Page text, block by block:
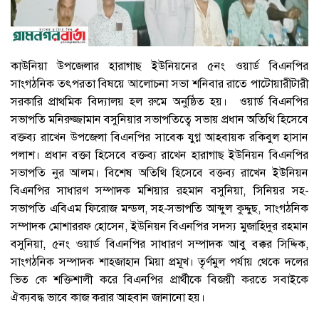
কাউনিয়া উপজেলার হারাগাছ ইউনিয়নের ৫নং ওয়ার্ড বিএনপির
সাংগঠনিক তৎপরতা বিষয়ে আলোচনা সভা শনিবার রাতে পাটোয়ারীটারী
সরকারি প্রাথমিক বিদ্যালয় হল রুমে অনুষ্ঠিত হয়। ওয়ার্ড বিএনপির
সভাপতি মনিরুজ্জামান বসুনিয়ার সভাপতিত্বে সভায় প্রধান অতিথি হিসেবে
বক্তব্য রাখেন উপজেলা বিএনপির সাবেক যুগ্ন আহবায়ক রকিবুল হাসান
পলাশ। প্রধান বক্তা হিসেবে বক্তব্য রাখেন হারাগাছ ইউনিয়ন বিএনপির
সভাপতি নুর আলম। বিশেষ অতিথি হিসেবে বক্তব্য রাখেন ইউনিয়ন
বিএনপির সাধারণ সম্পাদক মশিয়ার রহমান বসুনিয়া, সিনিয়র সহ-
সভাপতি এবিএম ফিরোজ মন্ডল, সহ-সভাপতি আব্দুল কুদ্দুছ, সাংগঠনিক
সম্পাদক মোশাররফ হোসেন, ইউনিয়ন বিএনপির সদস্য মুজাহিদুর রহমান
বসুনিয়া, ৫নং ওয়ার্ড বিএনপির সাধারণ সম্পাদক আবু বক্কর সিদ্দিক,
সাংগঠনিক সম্পাদক শাহজাহান মিয়া প্রমূখ। তৃর্ণমুল পর্যায় থেকে দলের
ভিত কে শক্তিশালী করে বিএনপির প্রার্থীকে বিজয়ী করতে সবাইকে
ঐক্যবদ্ধ ভাবে কাজ করার আহবান জানানো হয়।